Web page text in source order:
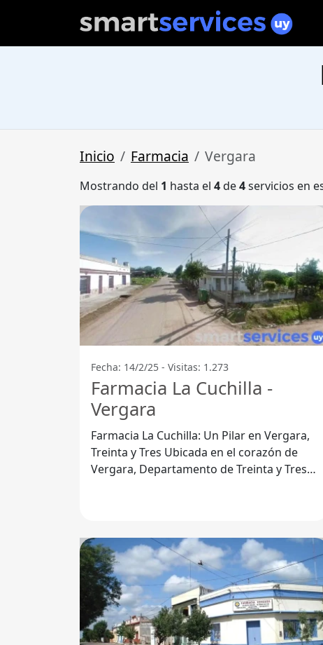
Inicio Farmacia Vergara
Mostrando del 1 hasta el 4de4servicios en
Fecha: 14/2/25 - Visitas: 1.273
Farmacia La Cuchilla -
Vergara
Farmacia La Cuchilla: Un Pilar en Vergara,
Treinta y Tres Ubicada en el corazón de
Vergara, Departamento de Treinta y Tres,